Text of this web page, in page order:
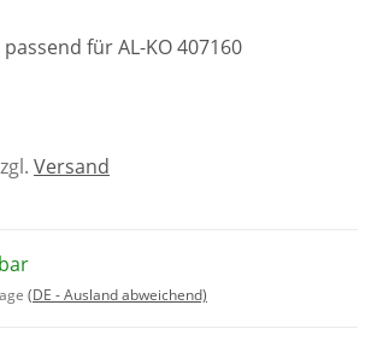
für AL-KO 407160
Versand
(DE - Ausland abweichend)